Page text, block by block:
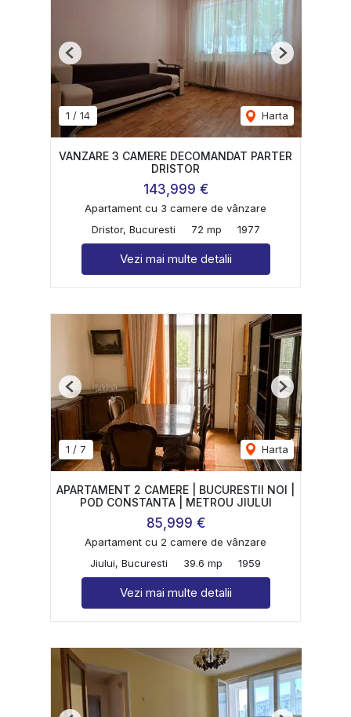
1 / 14 Harta
Previous Next
VANZARE 3 CAMERE DECOMANDAT PARTER
DRISTOR
143,999 €
Apartament cu 3 camere de vânzare
Dristor, Bucuresti
72 mp 1977
Vezi mai multe detalii
1 / 7 Harta
Previous Next
APARTAMENT 2 CAMERE | BUCURESTII NOI |
POD CONSTANTA | METROU JIULUI
85,999 €
Apartament cu 2 camere de vânzare
Jiului, Bucuresti
39.6 mp 1959
Vezi mai multe detalii